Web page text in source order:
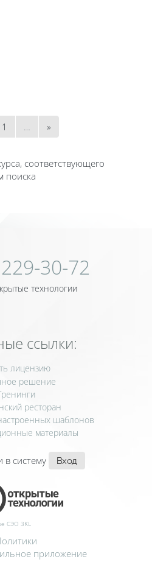
страница
1 Страница 1
… »Следующая страница
соответствующего
поиска
229-30-72
технологии
ссылки:
лицензию
решение
ресторан
шаблонов
материалы
систему Вход
СЭО 3KL
приложение